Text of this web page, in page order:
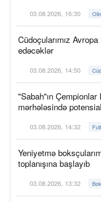
03.08.2026, 16:30
Cüdoçularımız
edəcəklər
03.08.2026, 14:50
"Sabah"ın Çempionlar
mərhələsində
03.08.2026, 14:32
Yeniyetmə
toplanışına başlayıb
03.08.2026, 13:32